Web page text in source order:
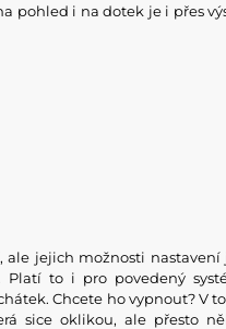
pohled i na dotek je i přes
jejich možnosti nastavení
Platí to i pro povedený
Chcete ho vypnout? V
sice oklikou, ale přesto